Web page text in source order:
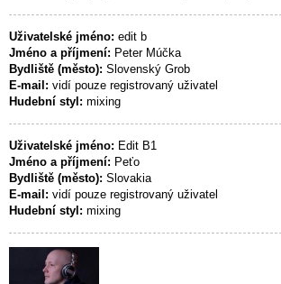
Uživatelské jméno: edit b
Jméno a příjmení: Peter Múčka
Bydliště (město): Slovenský Grob
E-mail: vidí pouze registrovaný uživatel
Hudební styl: mixing
Uživatelské jméno: Edit B1
Jméno a příjmení: Peťo
Bydliště (město): Slovakia
E-mail: vidí pouze registrovaný uživatel
Hudební styl: mixing